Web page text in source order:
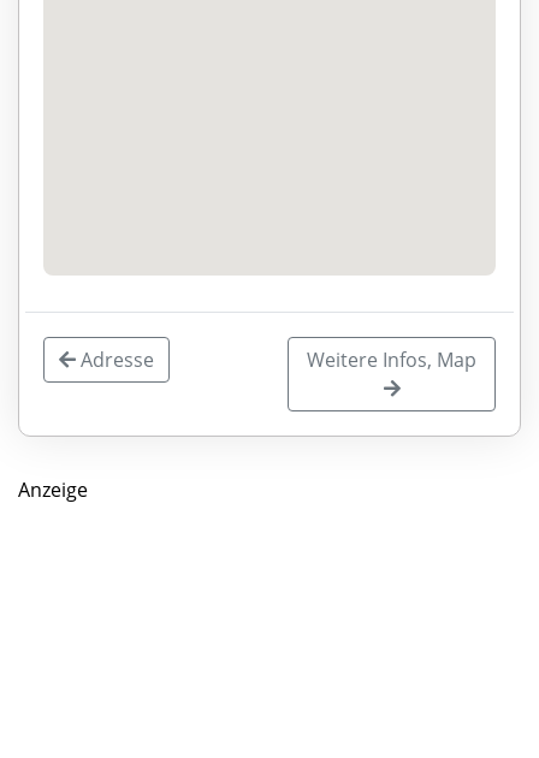
Adresse Weitere Infos, Map
Anzeige